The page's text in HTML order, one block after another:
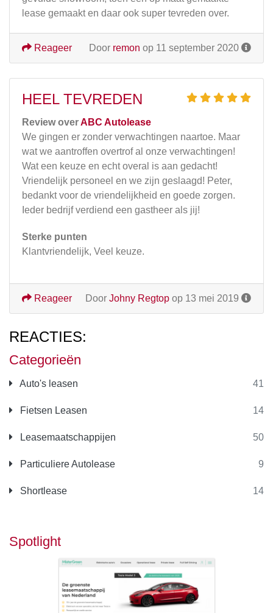
Categorieën
Auto's leasen 41
Fietsen Leasen 14
Leasemaatschappijen 50
Particuliere Autolease 9
Shortlease 14
Spotlight
lease gemaakt en daar ook super tevreden over.
Door remon op 11 september 2020
Reageer
HEEL TEVREDEN
Review overABC Autolease
We gingen er zonder verwachtingen naartoe. Maar
wat we aantroffen overtrof al onze verwachtingen!
Wat een keuze en echt overal is aan gedacht!
Vriendelijk personeel en we zijn geslaagd! Peter,
bedankt voor de vriendelijkheid en goede zorgen.
Ieder bedrijf verdiend een gastheer als jij!
Sterke punten
Klantvriendelijk, Veel keuze.
Door Johny Regtop op 13 mei 2019
Reageer
REACTIES: